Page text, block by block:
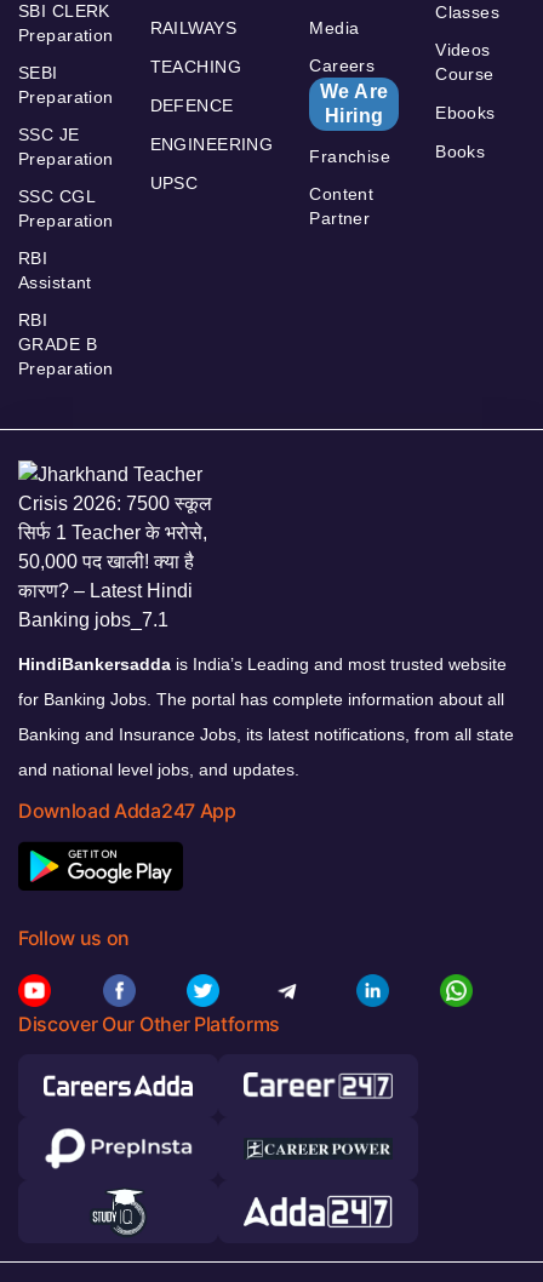
SBI CLERK
Preparation
SEBI
Preparation
SSC JE
Preparation
SSC CGL
Preparation
RBI
Assistant
RBI
GRADE B
Preparation
RAILWAYS
TEACHING
DEFENCE
ENGINEERING
UPSC
Media
Careers
We Are
Hiring
Franchise
Content
Partner
Classes
Videos
Course
Ebooks
Books
HindiBankersadda is India’s Leading and most trusted website
for Banking Jobs. The portal has complete information about all
Banking and Insurance Jobs, its latest notifications, from all state
and national level jobs, and updates.
Download Adda247 App
Follow us on
Discover Our Other Platforms